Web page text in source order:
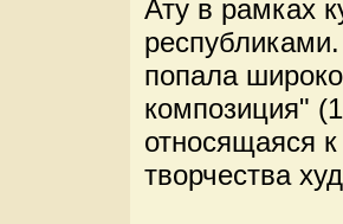
Ату в рамках
попала
композиция"
относящаяся
творчества